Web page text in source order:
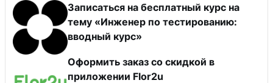
Записаться на бесплатный курс на
тему «Инженер по тестированию:
вводный курс»
Оформить заказ со скидкой в
приложении Flor2u